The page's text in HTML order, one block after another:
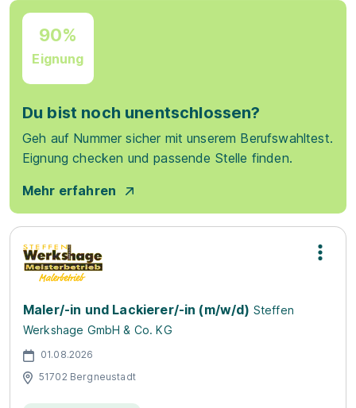
90%
Eignung
Du bist noch unentschlossen?
Geh auf Nummer sicher mit unserem Berufswahltest.
Eignung checken und passende Stelle finden.
Mehr erfahren
Maler/-in und Lackierer/-in (m/w/d) Steffen
Werkshage GmbH & Co. KG
01.08.2026
51702 Bergneustadt